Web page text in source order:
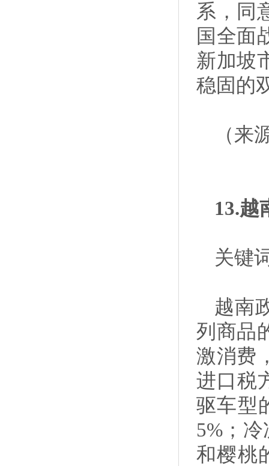
系，同
国全面
新加坡
稳固的
（来
13.越
关键
越南
列商品
激消费
进口税
驱车型
5%；
和樱桃